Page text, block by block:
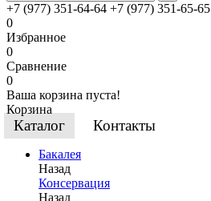
+7 (977) 351-64-64 +7 (977) 351-65-65
0
Избранное
0
Сравнение
0
Ваша корзина пуста!
Корзина
Каталог Контакты
Бакалея
Назад
Консервация
Назад